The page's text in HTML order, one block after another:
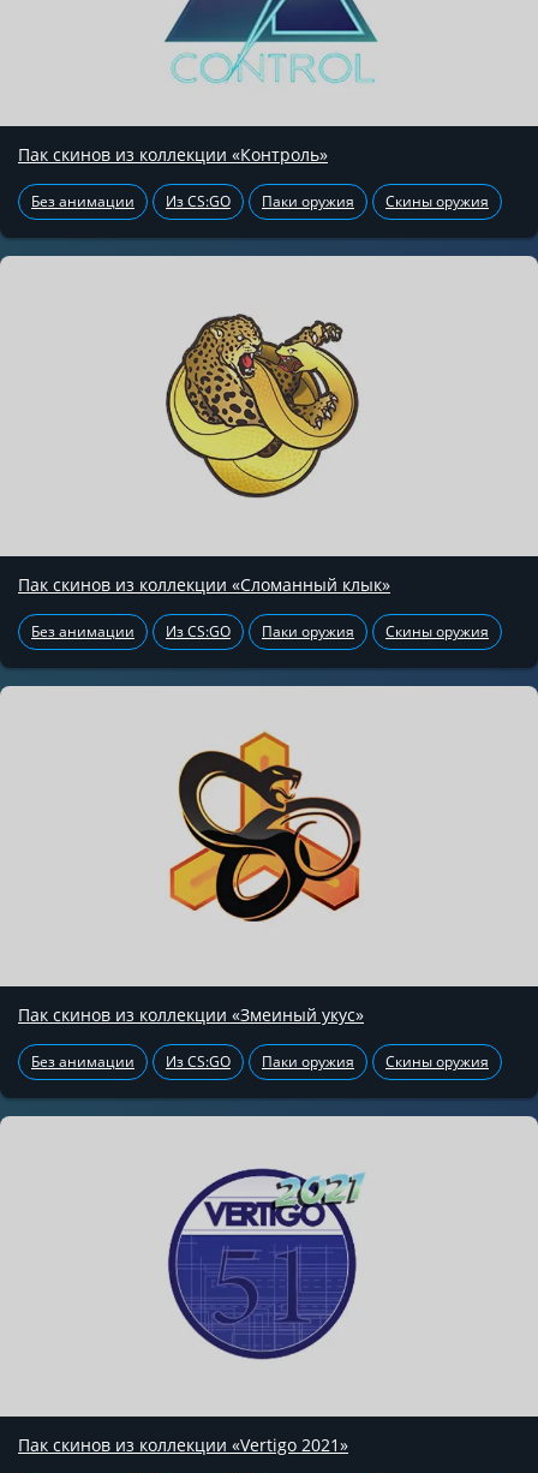
Пак скинов из коллекции «Контроль»
Без анимации Из CS:GO Паки оружия Скины оружия
Пак скинов из коллекции «Сломанный клык»
Без анимации Из CS:GO Паки оружия Скины оружия
Пак скинов из коллекции «Змеиный укус»
Без анимации Из CS:GO Паки оружия Скины оружия
Пак скинов из коллекции «Vertigo 2021»